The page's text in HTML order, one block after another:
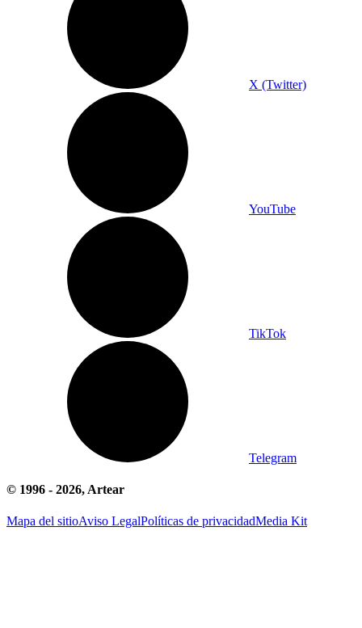
X (Twitter)
YouTube
TikTok
Telegram
© 1996 - 2026, Artear
Mapa del sitioAviso LegalPolíticas de privacidadMedia Kit